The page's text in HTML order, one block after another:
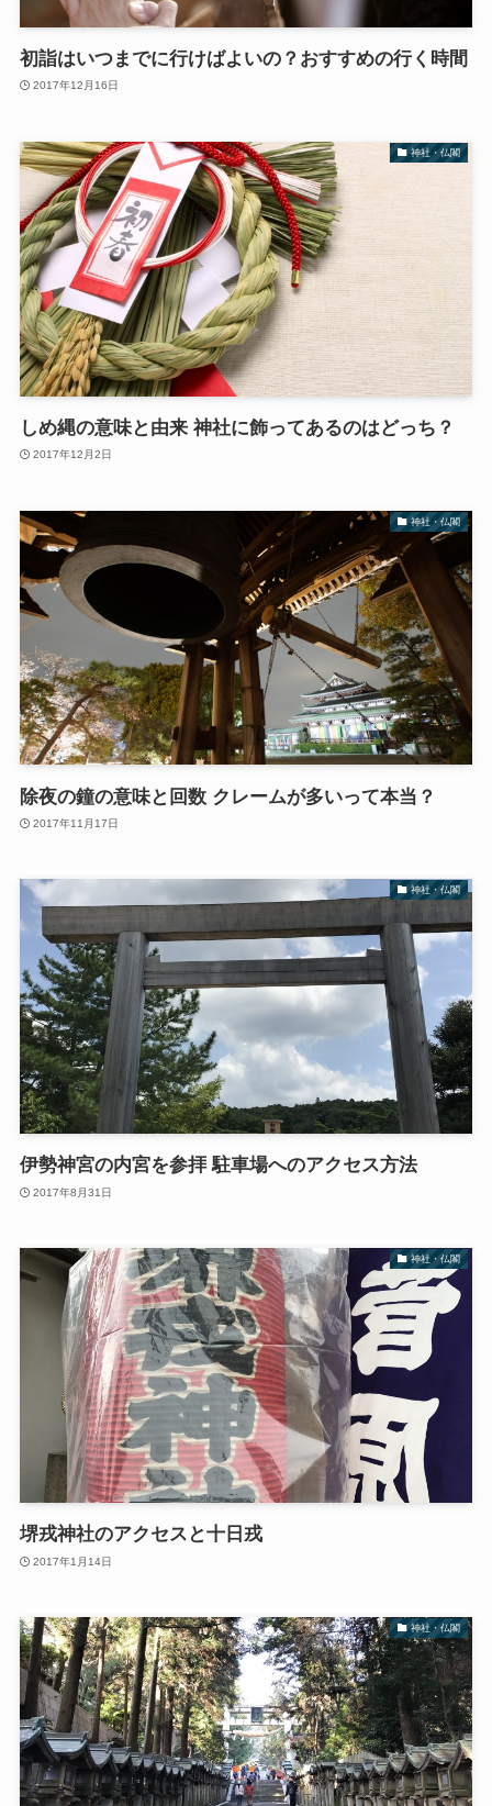
初詣はいつまでに行けばよいの？おすすめの行く時間
2017年12月16日
神社・仏閣
しめ縄の意味と由来 神社に飾ってあるのはどっち？
2017年12月2日
神社・仏閣
除夜の鐘の意味と回数 クレームが多いって本当？
2017年11月17日
神社・仏閣
伊勢神宮の内宮を参拝 駐車場へのアクセス方法
2017年8月31日
神社・仏閣
堺戎神社のアクセスと十日戎
2017年1月14日
神社・仏閣